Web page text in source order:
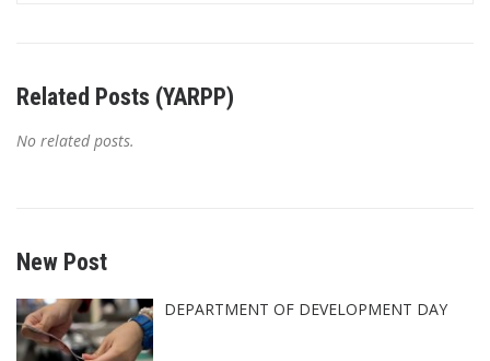
Related Posts (YARPP)
No related posts.
New Post
DEPARTMENT OF DEVELOPMENT DAY